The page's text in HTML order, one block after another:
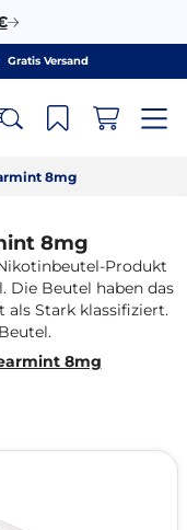
Gratis Versand
8mg‎
8mg
Produkt
Die Beutel haben das
Stark klassifiziert.
8mg